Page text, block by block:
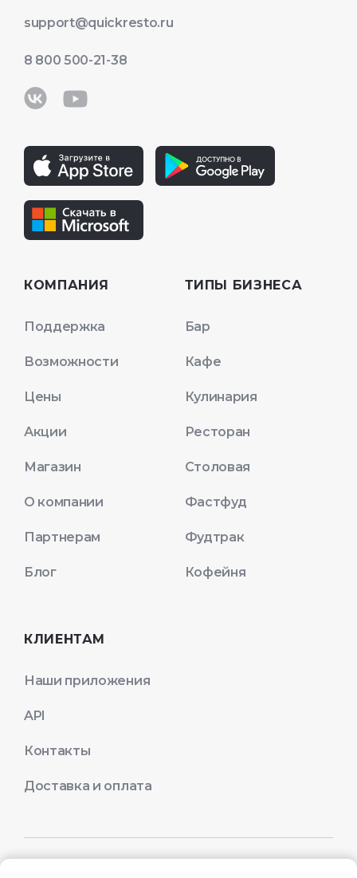
support@quickresto.ru
8 800 500-21-38
КОМПАНИЯ
Поддержка
Возможности
Цены
Акции
Магазин
О компании
Партнерам
Блог
ТИПЫ БИЗНЕСА
Бар
Кафе
Кулинария
Ресторан
Столовая
Фастфуд
Фудтрак
Кофейня
КЛИЕНТАМ
Наши приложения
API
Контакты
Доставка и оплата